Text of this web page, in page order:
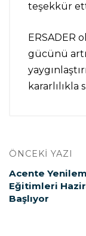
teşekkür
ERSADER
gücünü
ÖNCEKI YAZI
Acente
Eğitimleri
Başlıyor